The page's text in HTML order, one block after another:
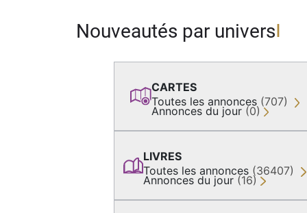
Nouveautés par univers
CARTES
Toutes les annonces (707)
Annonces du jour (0)
LIVRES
Toutes les annonces (36407)
Annonces du jour (16)